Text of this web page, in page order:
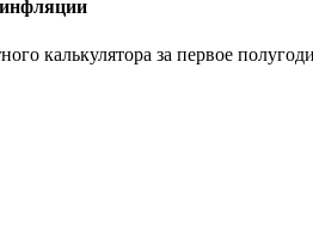
калькулятора за первое